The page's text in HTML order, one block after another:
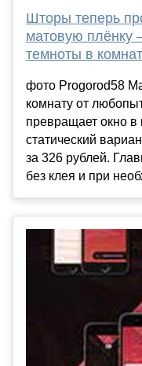
Шторы теперь
матовую плёнку
темноты в
фото Progorod58
комнату от
превращает окно в
статический
за 326 рублей.
без клея и при